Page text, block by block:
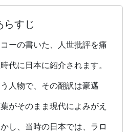
らすじ
ーの書いた、人世批評を痛
代に日本に紹介されます。
人物で、その翻訳は豪邁
がそのまま現代によみがえ
し、当時の日本では、ラロ